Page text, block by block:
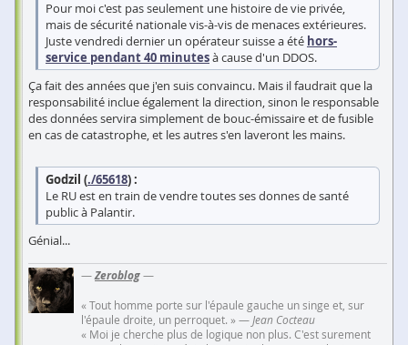
Pour moi c'est pas seulement une histoire de vie privée,
mais de sécurité nationale vis-à-vis de menaces extérieures.
Juste vendredi dernier un opérateur suisse a été hors-
service pendant 40 minutesà cause d'un DDOS.
Ça fait des années que j'en suis convaincu. Mais il faudrait que la
responsabilité inclue également la direction, sinon le responsable
des données servira simplement de bouc-émissaire et de fusible
en cas de catastrophe, et les autres s'en laveront les mains.
Godzil (./65618) :
Le RU est en train de vendre toutes ses donnes de santé
public à Palantir.
Génial...
—Zeroblog—
« Tout homme porte sur l'épaule gauche un singe et, sur
l'épaule droite, un perroquet. » — Jean Cocteau
« Moi je cherche plus de logique non plus. C'est surement